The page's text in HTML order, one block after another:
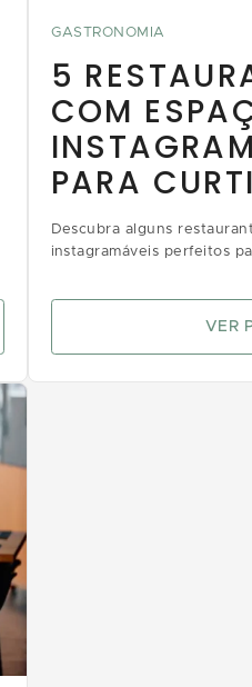
GASTRONOMIA
5
COM
PARA
Descubra alguns
instagramáveis perfeitos
charme
VER